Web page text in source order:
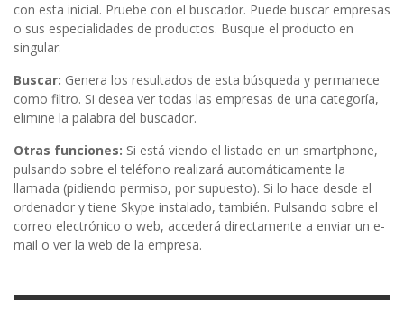
con esta inicial. Pruebe con el buscador. Puede buscar empresas
o sus especialidades de productos. Busque el producto en
singular.
Buscar: Genera los resultados de esta búsqueda y permanece
como filtro. Si desea ver todas las empresas de una categoría,
elimine la palabra del buscador.
Otras funciones: Si está viendo el listado en un smartphone,
pulsando sobre el teléfono realizará automáticamente la
llamada (pidiendo permiso, por supuesto). Si lo hace desde el
ordenador y tiene Skype instalado, también. Pulsando sobre el
correo electrónico o web, accederá directamente a enviar un e-
mail o ver la web de la empresa.